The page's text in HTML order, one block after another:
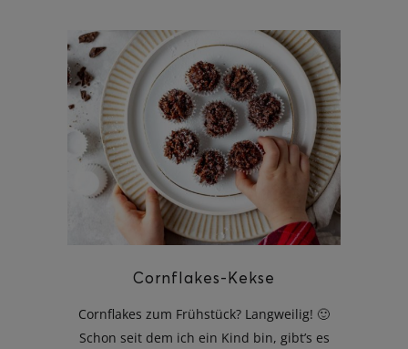
Cornflakes-Kekse
Cornflakes zum Frühstück? Langweilig! 🙂
Schon seit dem ich ein Kind bin, gibt’s es